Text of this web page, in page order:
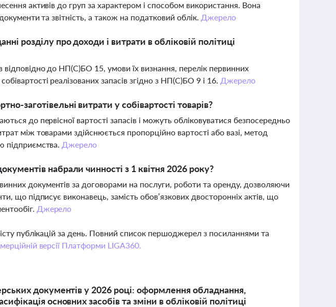
активів до груп за характером і способом використання. Вона
та звітність, а також на податковий облік. Джерело
розділу про доходи і витрати в обліковій політиці
до НП(С)БО 15, умови їх визнання, перелік первинних
реалізованих запасів згідно з НП(С)БО 9 і 16. Джерело
заготівельні витрати у собівартості товарів?
до первісної вартості запасів і можуть обліковуватися безпосередньо
між товарами здійснюється пропорційно вартості або вазі, метод
підприємства. Джерело
набрали чинності з 1 квітня 2026 року?
документів за договорами на послуги, роботи та оренду, дозволяючи
що підписує виконавець, замість обов’язкових двосторонніх актів, що
Джерело
публікацій за день. Повний список першоджерел з посиланнями та
версії Платформи LIGA360.
документів у 2026 році: оформлення обладнання,
основних засобів та зміни в обліковій політиці